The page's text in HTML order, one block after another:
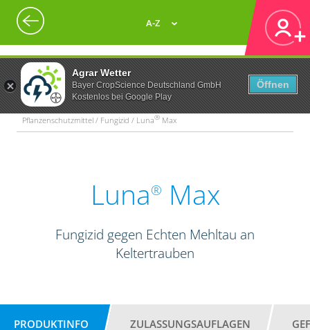
Agrar Wetter
Bayer CropScience Deutschland GmbH
Kostenlos bei Google Play
Öffnen
A-Z
Pflanzenschutzmittel / Fungizid / Luna® Max
Luna® Max
Fungizid gegen Echten Mehltau an
Keltertrauben
PRODUKTINFO ZULASSUNGSAUFLAGEN